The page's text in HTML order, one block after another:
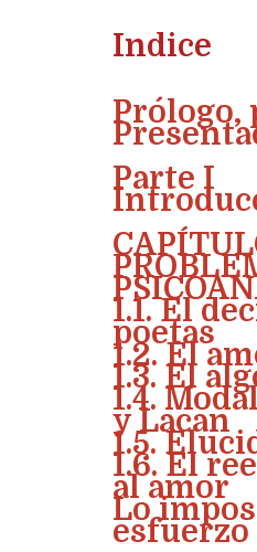
Indice
Prólogo,
Parte I
1.1. El
poetas
1.2. El
1.3. El
1.4.
y Lacan
1.5.
1.6. El
al amor
Lo
esfuerzo